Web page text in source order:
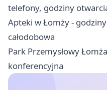
telefony, godziny
Apteki w Łomży -
całodobowa
Park Przemysłowy
konferencyjna